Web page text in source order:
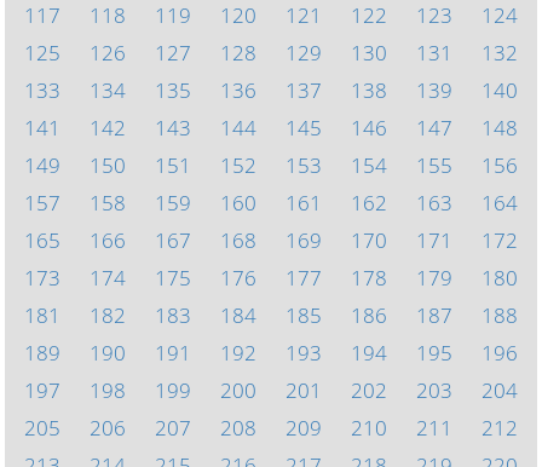
117
118 119 120 121 122 123
124
125
126 127 128 129 130 131
132
133
134 135 136 137 138 139
140
141
142 143 144 145 146 147
148
149
150 151 152 153 154 155
156
157
158 159 160 161 162 163
164
165
166 167 168 169 170 171
172
173
174 175 176 177 178 179
180
181
182 183 184 185 186 187
188
189
190 191 192 193 194 195
196
197
198 199 200 201 202 203
204
205
206 207 208 209 210 211
212